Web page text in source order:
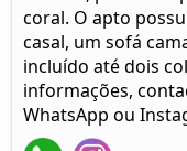
coral. O apto
casal, um sofá
incluído até dois
informações,
WhatsApp ou